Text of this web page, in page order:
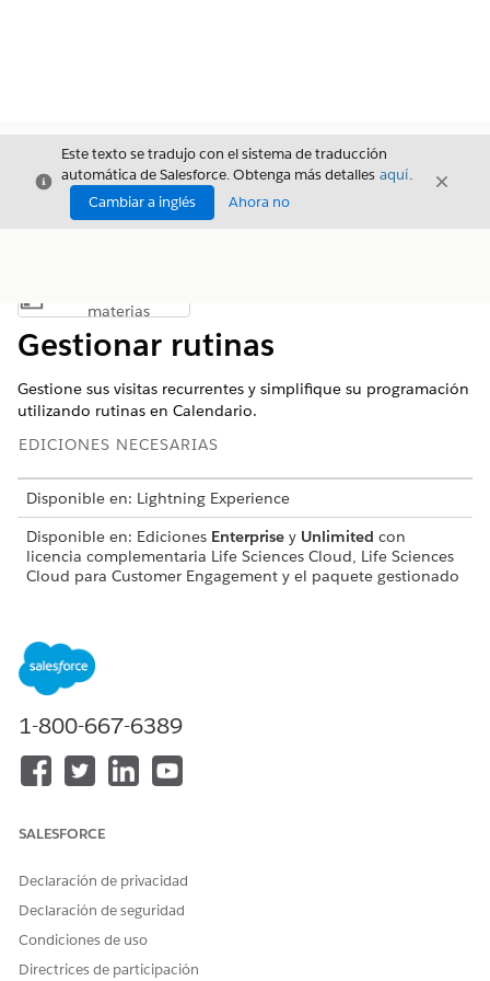
Cerrar
Este texto se tradujo con el sistema de traducción
automática de Salesforce. Obtenga más detalles aquí.
Cambiar a inglés
Ahora no
Cerrar
Mostrar índice de materias
materias
Gestionar rutinas
Gestione sus visitas recurrentes y simplifique su programación
utilizando rutinas en Calendario.
EDICIONES NECESARIAS
Disponible en: Lightning Experience
Disponible en: Ediciones Enterprise y Unlimited con
licencia complementaria Life Sciences Cloud, Life Sciences
Cloud para Customer Engagement y el paquete gestionado
Crear una rutina
Cree rutinas para aplicar rápidamente un conjunto
elimina la necesidad de crear visitas individuales,
simplificando el proceso para rutinas de uno o varios días en
su calendario.
Planificador
rutina.
SeleccioneCrear o actualizar rutina
Ingrese un nombre para la rutina.
Seleccione una fecha de finalización.
1-800-667-6389
SALESFORCE
Declaración de privacidad
Declaración de seguridad
Condiciones de uso
Directrices de participación